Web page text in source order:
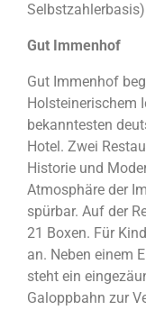
Selbstzahlerbasis)
Gut Immenhof
Gut Immenhof
Holsteinerischem
bekanntesten
Hotel. Zwei
Historie und
Atmosphäre der
spürbar. Auf der
21 Boxen. Für
an. Neben einem
steht ein
Galoppbahn zur